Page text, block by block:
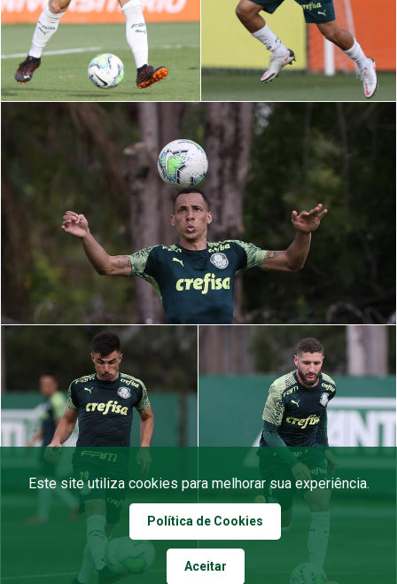
Este site utiliza cookies para melhorar sua experiência.
Política de Cookies
Aceitar